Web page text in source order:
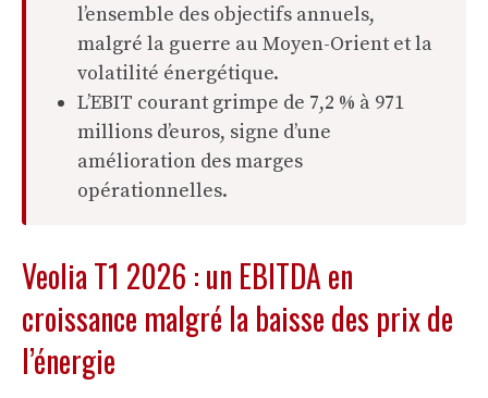
l’ensemble des objectifs annuels,
malgré la guerre au Moyen-Orient et la
volatilité énergétique.
L’EBIT courant grimpe de 7,2 % à 971
millions d’euros, signe d’une
amélioration des marges
opérationnelles.
Veolia T1 2026 : un EBITDA en
croissance malgré la baisse des prix de
l’énergie